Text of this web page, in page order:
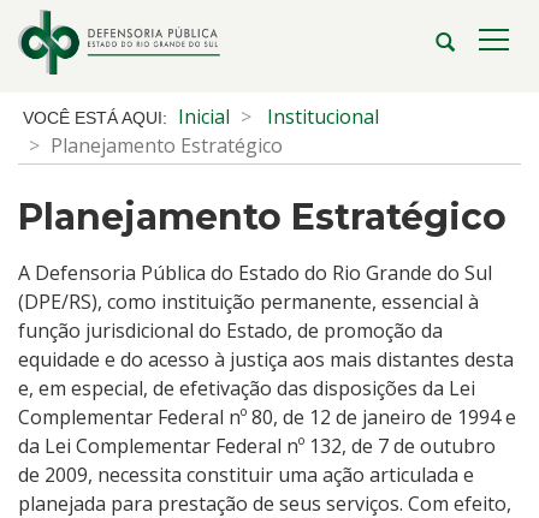
para
para
menu
para
busca
Abrir
Início
conteúdo
Inicial
Institucional
Planejamento Estratégico
Planejamento Estratégico
A Defensoria Pública do Estado do Rio Grande do Sul
(DPE/RS), como instituição permanente, essencial à
função jurisdicional do Estado, de promoção da
equidade e do acesso à justiça aos mais distantes desta
e, em especial, de efetivação das disposições da Lei
Complementar Federal nº 80, de 12 de janeiro de 1994 e
da Lei Complementar Federal nº 132, de 7 de outubro
de 2009, necessita constituir uma ação articulada e
planejada para prestação de seus serviços. Com efeito,